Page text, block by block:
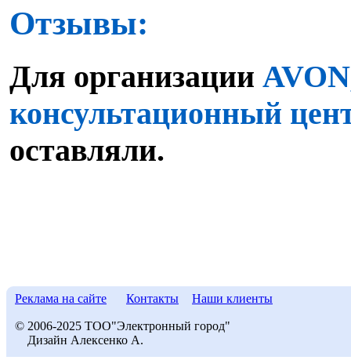
Отзывы:
Для организации
консультационный
оставляли.
Реклама на сайте Контакты Наши клиенты
© 2006-2025 ТОО"Электронный город"
Дизайн Алексенко А.